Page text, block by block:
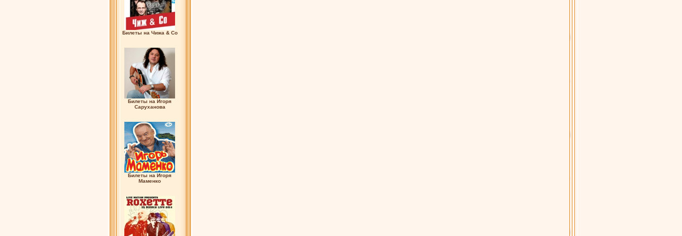
Билеты на Чижа & Co
Билеты на Игоря
Саруханова
Билеты на Игоря
Маменко